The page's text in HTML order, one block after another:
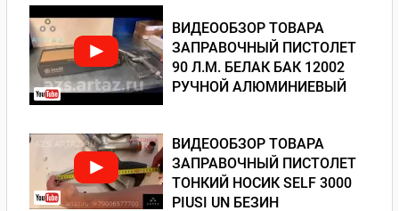
ВИДЕООБЗОР ТОВАРА
ЗАПРАВОЧНЫЙ ПИСТОЛЕТ
90 Л.М. БЕЛАК БАК 12002
РУЧНОЙ АЛЮМИНИЕВЫЙ
ВИДЕООБЗОР ТОВАРА
ЗАПРАВОЧНЫЙ ПИСТОЛЕТ
ТОНКИЙ НОСИК SELF 3000
PIUSI UN БЕЗИН